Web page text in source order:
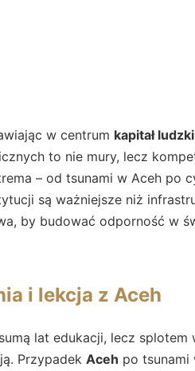
w centrum kapitał
to nie mury, lecz
– od tsunami w Aceh po
są ważniejsze niż
by budować odporność w
i lekcja z Aceh
lat edukacji, lecz splotem
Przypadek Aceh po tsunami